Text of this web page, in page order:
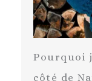
Pourquoi
côté de